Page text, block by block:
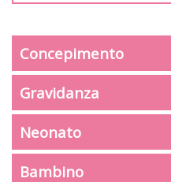
Concepimento
Gravidanza
Neonato
Bambino